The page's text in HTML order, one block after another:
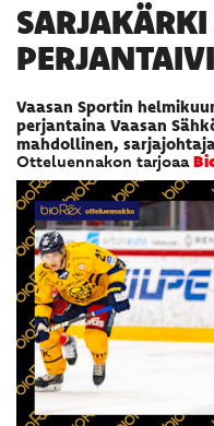
Vaasan Sportin
perjantaina Vaasan
mahdollinen,
Otteluennakon tarjoaa